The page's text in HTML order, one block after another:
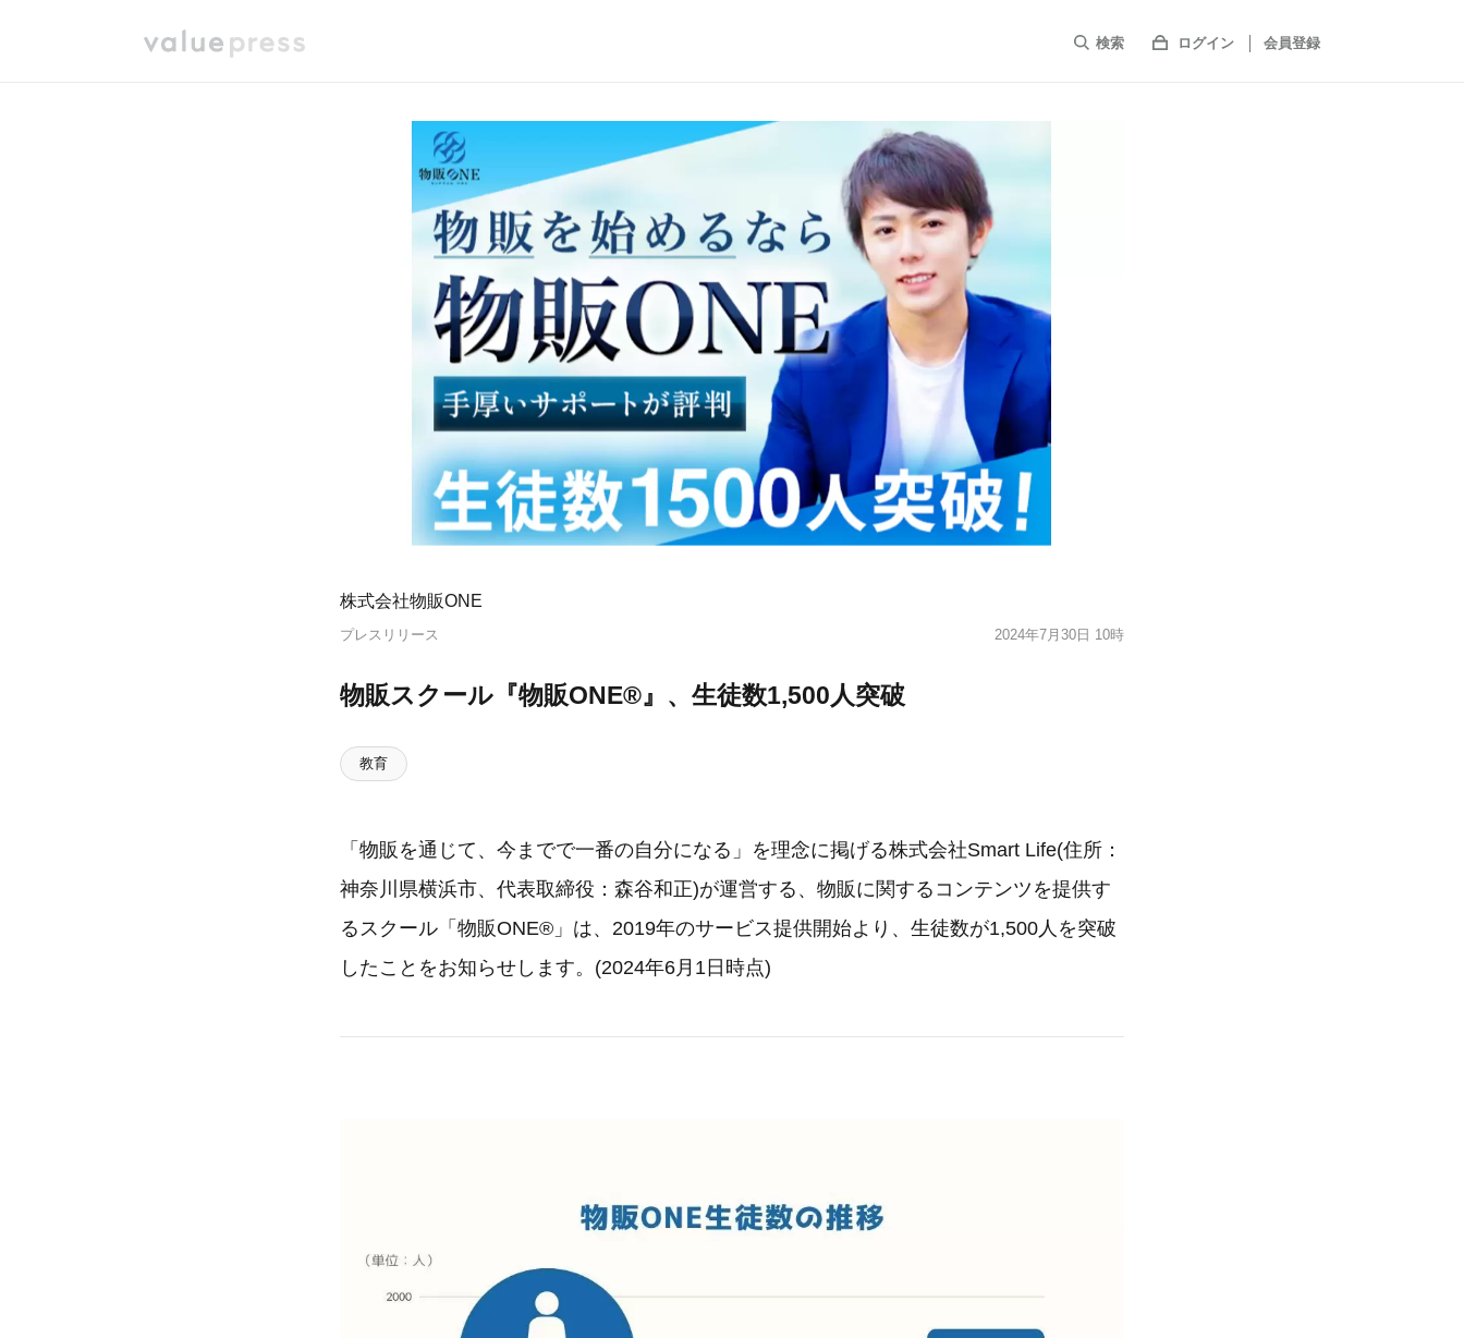
検索 ログイン 会員登録
株式会社物販ONE
プレスリリース 2024年7月30日 10時
物販スクール『物販ONE®』、生徒数1,500人突破
教育
「物販を通じて、今までで一番の自分になる」を理念に掲げる株式会社Smart Life(住所：
神奈川県横浜市、代表取締役：森谷和正)が運営する、物販に関するコンテンツを提供す
るスクール「物販ONE®」は、2019年のサービス提供開始より、生徒数が1,500人を突破
したことをお知らせします。(2024年6月1日時点)